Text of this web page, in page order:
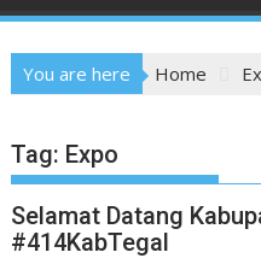
You are here Home
Tag: Expo
Selamat Datang
#414KabTegal